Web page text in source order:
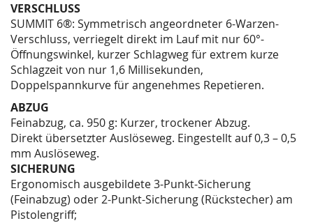
VERSCHLUSS
SUMMIT 6®: Symmetrisch angeordneter 6-Warzen-
Verschluss, verriegelt direkt im Lauf mit nur 60°-
Öffnungswinkel, kurzer Schlagweg für extrem kurze
Schlagzeit von nur 1,6 Millisekunden,
Doppelspannkurve für angenehmes Repetieren.
ABZUG
Feinabzug, ca. 950 g: Kurzer, trockener Abzug.
Direkt übersetzter Auslöseweg. Eingestellt auf 0,3 – 0,5
mm Auslöseweg.
SICHERUNG
Ergonomisch ausgebildete 3-Punkt-Sicherung
(Feinabzug) oder 2-Punkt-Sicherung (Rückstecher) am
Pistolengriff;